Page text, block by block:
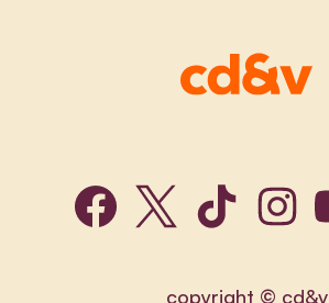
copyright © cd&v